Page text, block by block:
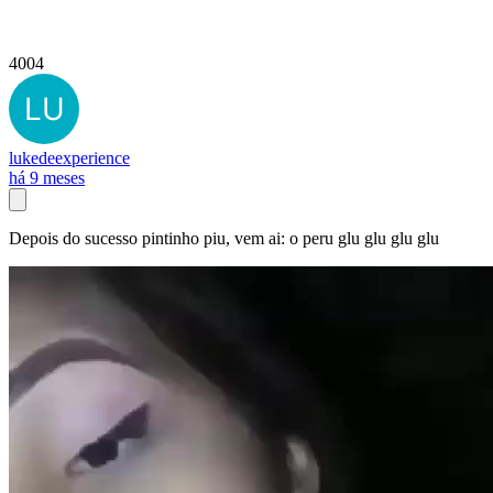
4004
lukedeexperience
há 9 meses
Depois do sucesso pintinho piu, vem ai: o peru glu glu glu glu